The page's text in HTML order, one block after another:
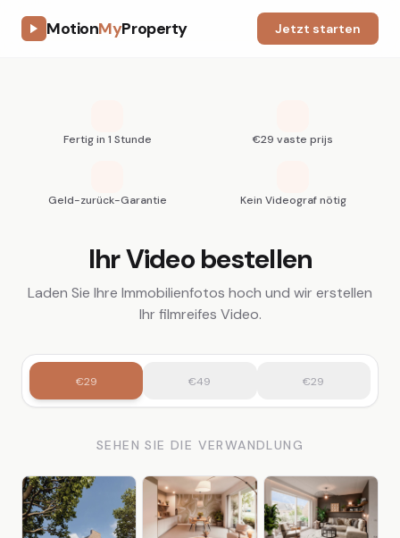
MotionMyProperty Jetzt starten
Fertig in 1 Stunde €29 vaste prijs
Geld-zurück-Garantie Kein Videograf nötig
Ihr Video bestellen
Laden Sie Ihre Immobilienfotos hoch und wir erstellen
Ihr filmreifes Video.
€29 €49 €29
SEHEN SIE DIE VERWANDLUNG